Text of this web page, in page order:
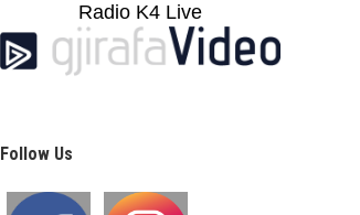
Radio K4 Live
Follow Us